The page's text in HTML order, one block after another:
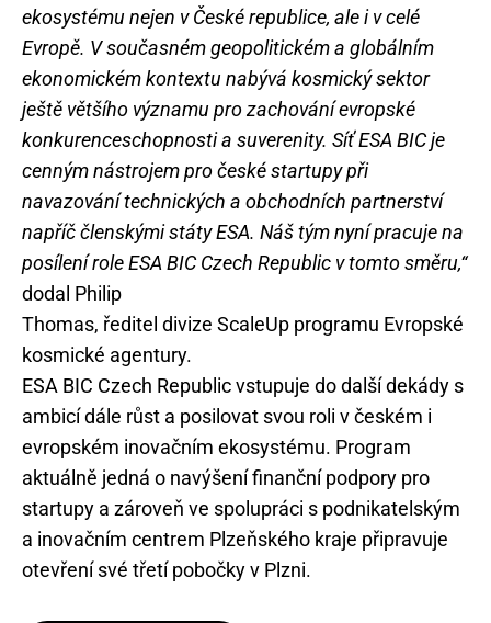
ekosystému nejen v České republice, ale i v celé
Evropě. V současném geopolitickém a globálním
ekonomickém kontextu nabývá kosmický sektor
ještě většího významu pro zachování evropské
konkurenceschopnosti a suverenity. Síť ESA BIC je
cenným nástrojem pro české startupy při
navazování technických a obchodních partnerství
napříč členskými státy ESA. Náš tým nyní pracuje na
posílení role ESA BIC Czech Republic v tomto směru,“
dodal Philip
Thomas, ředitel divize ScaleUp programu Evropské
kosmické agentury.
ESA BIC Czech Republic vstupuje do další dekády s
ambicí dále růst a posilovat svou roli v českém i
evropském inovačním ekosystému. Program
aktuálně jedná o navýšení finanční podpory pro
startupy a zároveň ve spolupráci s podnikatelským
a inovačním centrem Plzeňského kraje připravuje
otevření své třetí pobočky v Plzni.